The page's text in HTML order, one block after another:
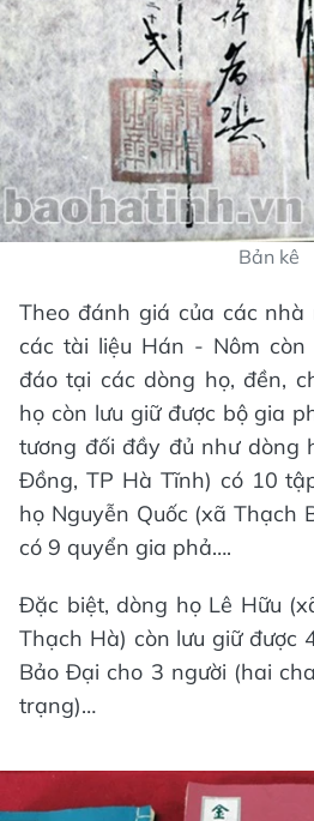
Bản kê
Theo đánh giá của các nhà
các tài liệu Hán - Nôm còn
đáo tại các dòng họ, đền,
họ còn lưu giữ được bộ gia
tương đối đầy đủ như dòng
Đồng, TP Hà Tĩnh) có 10
họ Nguyễn Quốc (xã Thạch
có 9 quyển gia phả….
Đặc biệt, dòng họ Lê Hữu
Thạch Hà) còn lưu giữ được
Bảo Đại cho 3 người (hai
trạng)…